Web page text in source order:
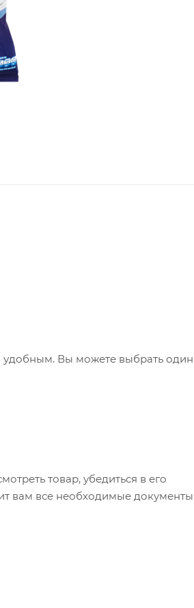
Вы можете выбрать
товар, убедиться в его
вам все необходимые